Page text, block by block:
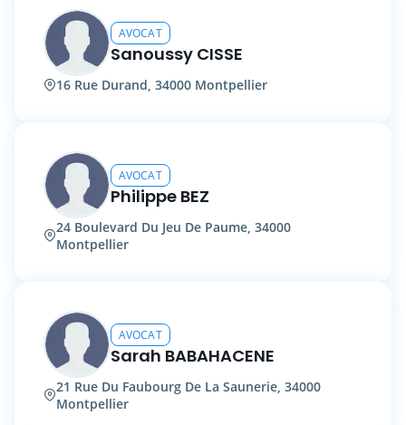
AVOCAT
Sanoussy CISSE
16 Rue Durand, 34000 Montpellier
AVOCAT
Philippe BEZ
24 Boulevard Du Jeu De Paume, 34000
Montpellier
AVOCAT
Sarah BABAHACENE
21 Rue Du Faubourg De La Saunerie, 34000
Montpellier